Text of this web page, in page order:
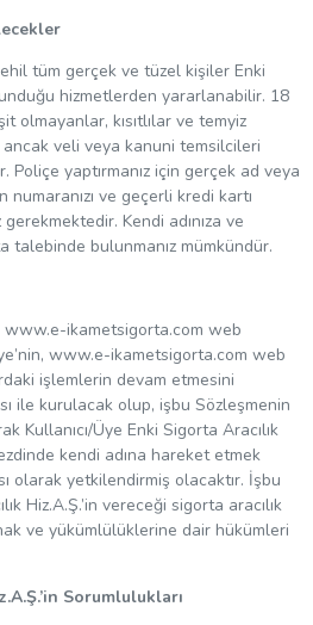
tüm gerçek ve tüzel kişiler Enki
hizmetlerden yararlanabilir. 18
olmayanlar, kısıtlılar ve temyiz
veli veya kanuni temsilcileri
Poliçe yaptırmanız için gerçek ad veya
numaranızı ve geçerli kredi kartı
Kendi adınıza ve
talebinde bulunmanız mümkündür.
www.e-ikametsigorta.com web
www.e-ikametsigorta.com web
işlemlerin devam etmesini
ile kurulacak olup, işbu Sözleşmenin
Kullanıcı/Üye Enki Sigorta Aracılık
kendi adına hareket etmek
olarak yetkilendirmiş olacaktır. İşbu
Hiz.A.Ş.’in vereceği sigorta aracılık
ve yükümlülüklerine dair hükümleri
Sorumlulukları